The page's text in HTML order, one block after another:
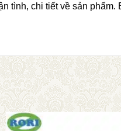
tình, chi tiết về sản